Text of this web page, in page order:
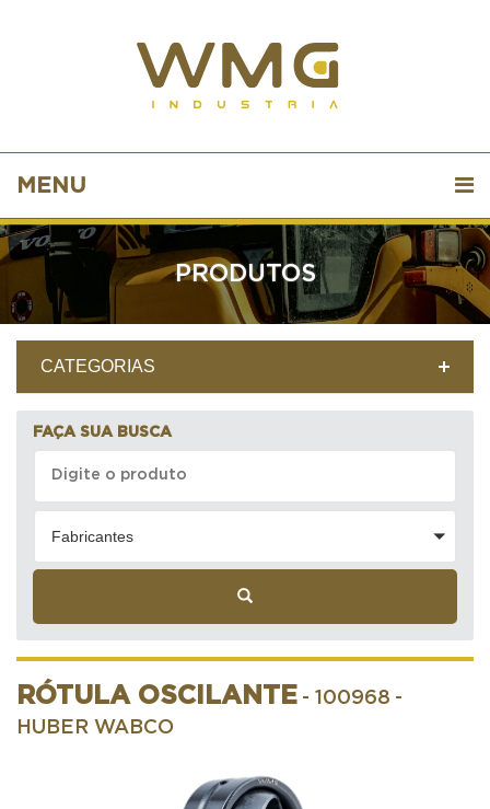
MENU
PRODUTOS
CATEGORIAS
FAÇA SUA BUSCA
Fabricantes
RÓTULA OSCILANTE - 100968 -
HUBER WABCO